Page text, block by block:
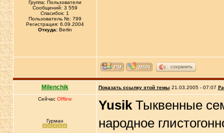
Группа: Пользователи
Сообщений: 3 559
Спасибок: 1
Пользователь №: 799
Регистрация: 6.09.2004
Откуда:Berlin
сохранить
Milenchik Показать ссылку этой темы 21.03.2005 - 07:07
Сейчас Offline
Гурман
YusikТыквенные
народное